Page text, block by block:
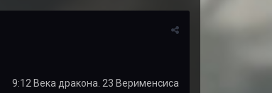
9:12 Века дракона. 23 Верименсиса